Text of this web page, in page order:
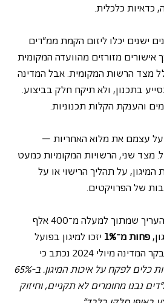
כדאיות כלכלית.
ישנים יכלו ליזום הקמת ממ"דים
מזורזים מהוועדה המקומית
מצד הרשות המקומית. אבל המדינה
בתכנון, ולא תיקח חלק בביצוע.
והענקת הקלות תכנוניות.
על עצמם את מלוא האחריות –
מצד שני, הרשויות המקומיות כמעט
המיגון, על תהליך הרישוי או על
של הפרויקטים.
העריך שמתוך למעלה מ־400 אלף
פחות מ־1%
יזכו למיגון בפועל
תחתתכנית שקד. בדוח מבקר המדינה מיולי 2024 נכתב כי
נבנו מחומרים לא תקניים, וחיזוק